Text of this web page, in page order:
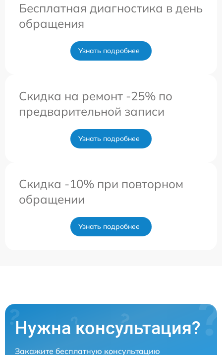
Бесплатная диагностика в день
обращения
Узнать подробнее
Скидка на ремонт -25% по
предварительной записи
Узнать подробнее
Скидка -10% при повторном
обращении
Узнать подробнее
Нужна консультация?
Закажите бесплатную консультацию